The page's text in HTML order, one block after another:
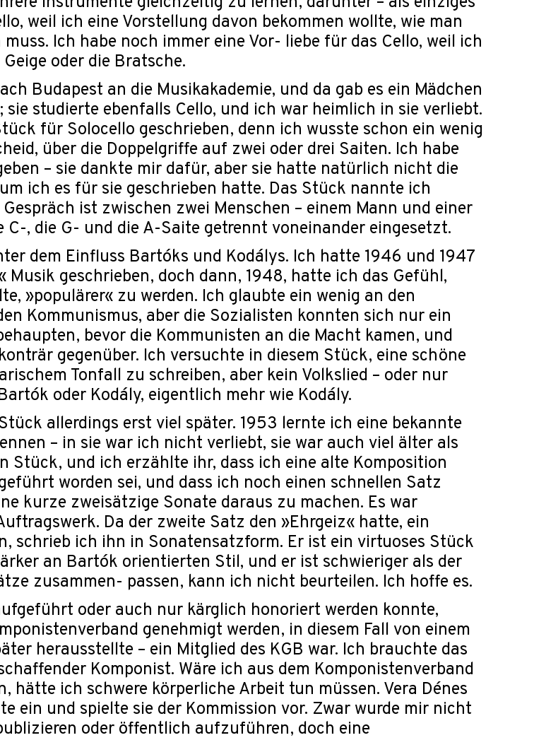
weil ich eine Vorstellung davon bekommen wollte, wie man
Ich habe noch immer eine Vor- liebe für das Cello, weil ich
oder die Bratsche.
Budapest an die Musikakademie, und da gab es ein Mädchen
sie studierte ebenfalls Cello, und ich war heimlich in sie verliebt.
für Solocello geschrieben, denn ich wusste schon ein wenig
über die Doppelgriffe auf zwei oder drei Saiten. Ich habe
– sie dankte mir dafür, aber sie hatte natürlich nicht die
ich es für sie geschrieben hatte. Das Stück nannte ich
Gespräch ist zwischen zwei Menschen – einem Mann und einer
C-, die G- und die A-Saite getrennt voneinander eingesetzt.
dem Einfluss Bartóks und Kodálys. Ich hatte 1946 und 1947
Musik geschrieben, doch dann, 1948, hatte ich das Gefühl,
»populärer« zu werden. Ich glaubte ein wenig an den
Kommunismus, aber die Sozialisten konnten sich nur ein
bevor die Kommunisten an die Macht kamen, und
gegenüber. Ich versuchte in diesem Stück, eine schöne
Tonfall zu schreiben, aber kein Volkslied – oder nur
oder Kodály, eigentlich mehr wie Kodály.
allerdings erst viel später. 1953 lernte ich eine bekannte
– in sie war ich nicht verliebt, sie war auch viel älter als
Stück, und ich erzählte ihr, dass ich eine alte Komposition
worden sei, und dass ich noch einen schnellen Satz
kurze zweisätzige Sonate daraus zu machen. Es war
Da der zweite Satz den »Ehrgeiz« hatte, ein
schrieb ich ihn in Sonatensatzform. Er ist ein virtuoses Stück
an Bartók orientierten Stil, und er ist schwieriger als der
zusammen- passen, kann ich nicht beurteilen. Ich hoffe es.
oder auch nur kärglich honoriert werden konnte,
genehmigt werden, in diesem Fall von einem
herausstellte – ein Mitglied des KGB war. Ich brauchte das
Komponist. Wäre ich aus dem Komponistenverband
hätte ich schwere körperliche Arbeit tun müssen. Vera Dénes
ein und spielte sie der Kommission vor. Zwar wurde mir nicht
oder öffentlich aufzuführen, doch eine